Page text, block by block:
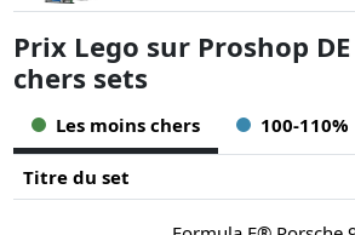
Prix Lego sur Proshop
chers sets
Les moins chers 100-110%
Titre du set